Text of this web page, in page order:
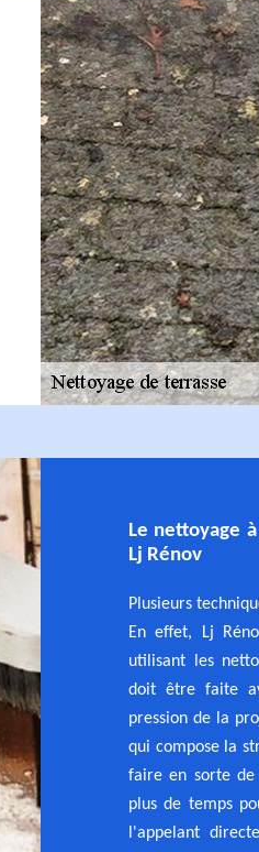
Le nettoyage
Lj Rénov
Plusieurs
En effet, Lj
utilisant les
doit être faite
pression de la
qui compose la
faire en sorte
plus de temps
l'appelant